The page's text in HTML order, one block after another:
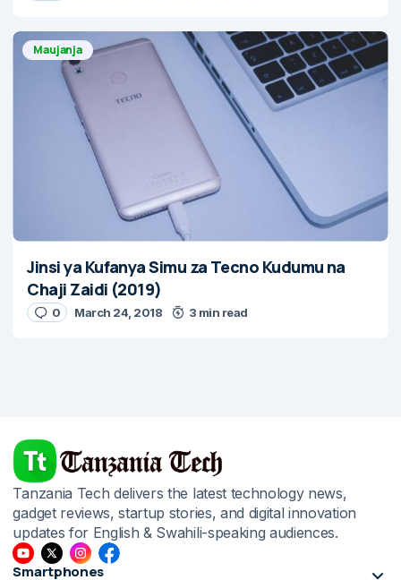
Maujanja
Jinsi ya Kufanya Simu za Tecno Kudumu na
Chaji Zaidi (2019)
0 March 24, 2018 3 min read
Tanzania Tech delivers the latest technology news,
gadget reviews, startup stories, and digital innovation
updates for English & Swahili-speaking audiences.
Smartphones